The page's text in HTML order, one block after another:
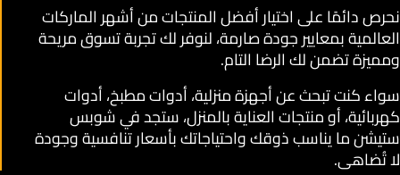
نحرص دائمًا على اختيار أفضل المنتجات من أشهر الماركات
العالمية بمعايير جودة صارمة، لنوفر لك تجربة تسوق مريحة
ومميزة تضمن لك الرضا التام.
سواء كنت تبحث عن أجهزة منزلية، أدوات مطبخ، أدوات
كهربائية، أو منتجات العناية بالمنزل، ستجد في شوبس
ستيشن ما يناسب ذوقك واحتياجاتك بأسعار تنافسية وجودة
لا تُضاهى.